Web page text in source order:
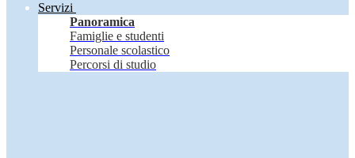
Servizi
Panoramica
Famiglie e studenti
Personale scolastico
Percorsi di studio